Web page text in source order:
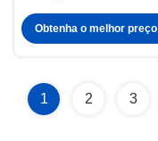
Obtenha o melhor preço
1 2 3